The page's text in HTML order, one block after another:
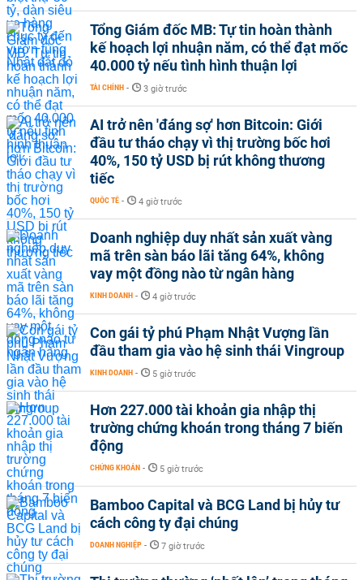
Tổng Giám đốc MB: Tự tin hoàn thành
kế hoạch lợi nhuận năm, có thể đạt mốc
40.000 tỷ nếu tình hình thuận lợi
TÀI CHÍNH - 3 giờ trước
AI trở nên 'đáng sợ' hơn Bitcoin: Giới
đầu tư tháo chạy vì thị trường bốc hơi
40%, 150 tỷ USD bị rút không thương
tiếc
QUỐC TẾ - 4 giờ trước
Doanh nghiệp duy nhất sản xuất vàng
mã trên sàn báo lãi tăng 64%, không
vay một đồng nào từ ngân hàng
KINH DOANH - 4 giờ trước
Con gái tỷ phú Phạm Nhật Vượng lần
đầu tham gia vào hệ sinh thái Vingroup
KINH DOANH - 5 giờ trước
Hơn 227.000 tài khoản gia nhập thị
trường chứng khoán trong tháng 7 biến
động
CHỨNG KHOÁN - 5 giờ trước
Bamboo Capital và BCG Land bị hủy tư
cách công ty đại chúng
DOANH NGHIỆP - 7 giờ trước